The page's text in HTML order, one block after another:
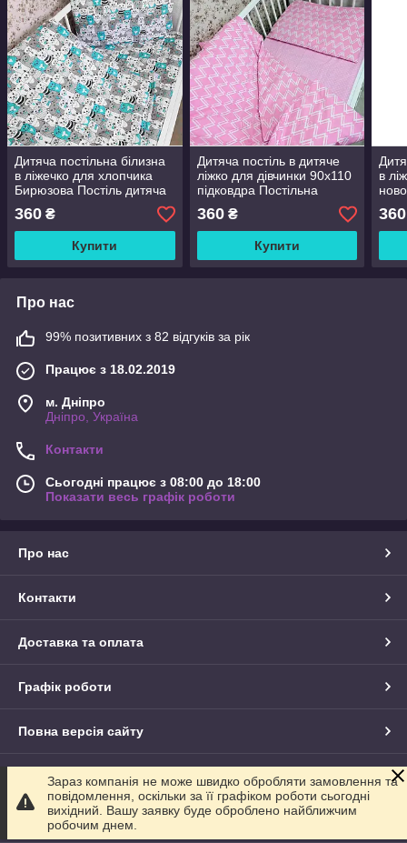
Дитяча постільна білизна
в ліжечко для хлопчика
Бирюзова Постіль дитяча
в ліжечко Постіль для
новонароджених
360 ₴
Купити
Дитяча постіль в дитяче
ліжко для дівчинки 90х110
підковдра Постільна
білизна у ліжечко для
дівчат
360₴
Купити
в
360
Про нас
99% позитивних з 82 відгуків за рік
Працює з 18.02.2019
м. Дніпро
Дніпро, Україна
Контакти
Сьогодні працює з 08:00 до 18:00
Показати весь графік роботи
Про нас
Контакти
Доставка та оплата
Графік роботи
Повна версія сайту
Сайт створено на маркетплейсіProm.ua
Політика конфіденційності
Зараз компанія не може швидко обробляти замовлення та
повідомлення, оскільки за її графіком роботи сьогодні
вихідний. Вашу заявку буде оброблено найближчим
робочим днем.